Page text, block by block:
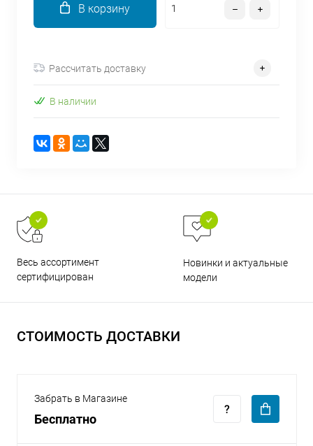
В корзину
Рассчитать доставку
В наличии
Весь ассортимент
сертифицирован
Новинки и актуальные
модели
СТОИМОСТЬ ДОСТАВКИ
Забрать в Магазине
Бесплатно
8 800 302-02-51